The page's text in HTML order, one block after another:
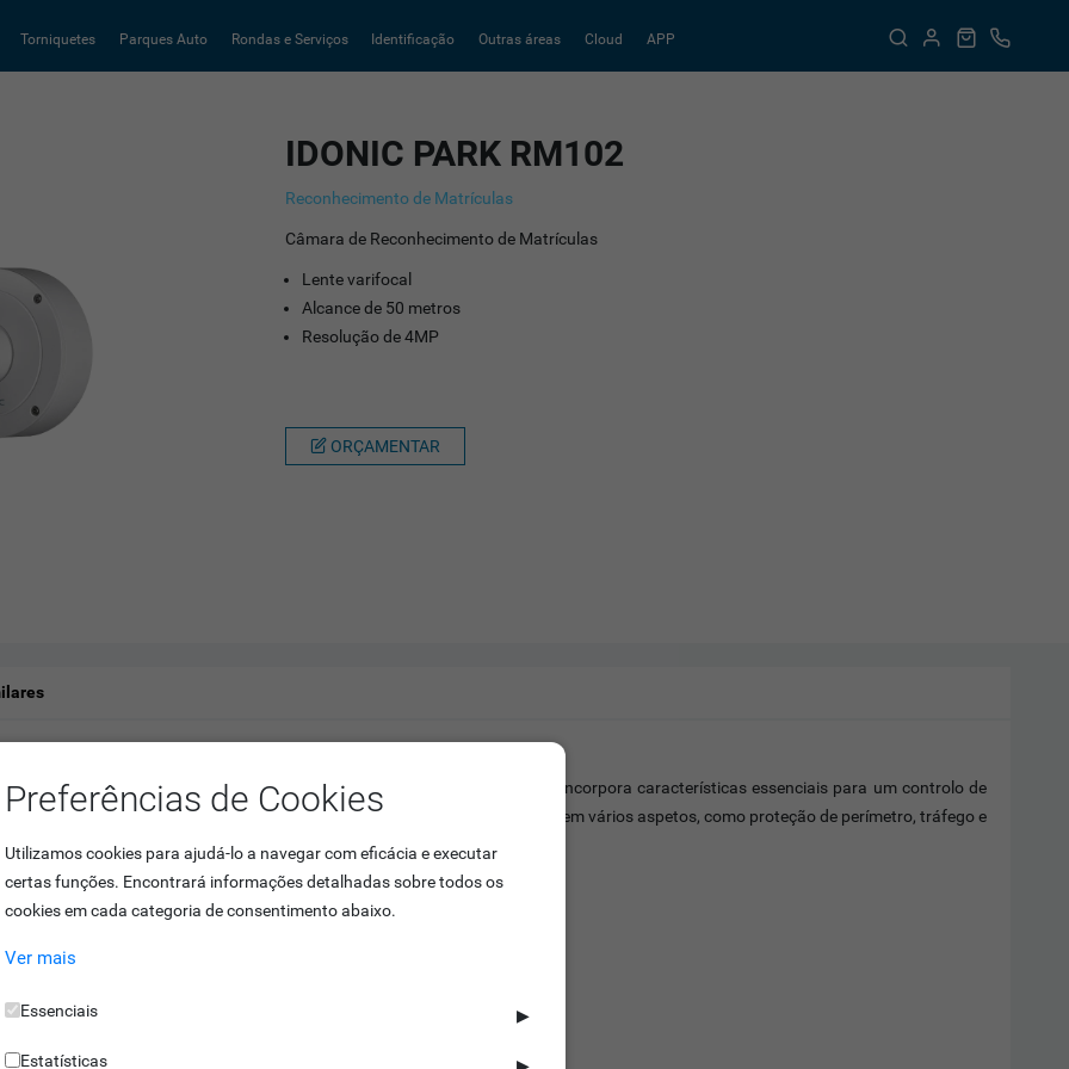
Torniquetes Parques Auto Rondas e Serviços Identificação Outras áreas Cloud APP
IDONIC PARK RM102
Reconhecimento de Matrículas
Câmara de Reconhecimento de Matrículas
Lente varifocal
Alcance de 50 metros
Resolução de 4MP
ORÇAMENTAR
PARK RM102 é uma câmara de reconhecimento de matrículas que incorpora características essenciais para um controlo de
varifocal com 4MP de resolução, este equipamento consegue ajudá-lo em vários aspetos, como proteção de perímetro, tráfego e
entrada e saída de áreas;
etc;
como complexas;
para lugares livres.
Preferências de Cookies
Utilizamos cookies para ajudá-lo a navegar com eficácia e executar
certas funções. Encontrará informações detalhadas sobre todos os
cookies em cada categoria de consentimento abaixo.
Ver mais
Essenciais ▶
Estatísticas ▶